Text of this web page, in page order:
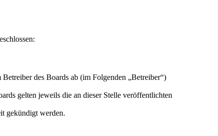
des Boards ab (im Folgenden „Betreiber“)
gelten jeweils die an dieser Stelle veröffentlichten
gekündigt werden.